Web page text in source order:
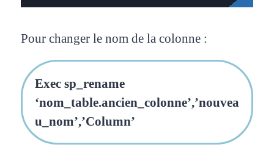
Pour changer le nom de la colonne :
Exec sp_rename
‘nom_table.ancien_colonne’,’nouvea
u_nom’,’Column’